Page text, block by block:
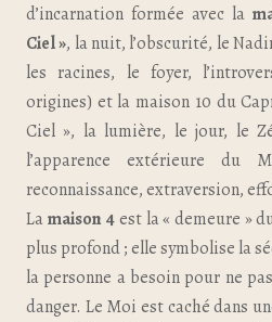
d’incarnation formée avec la
Ciel », la nuit, l’obscurité, le
les racines, le foyer,
origines) et la maison 10 du
Ciel », la lumière, le jour, le
l’apparence extérieure du
reconnaissance, extraversion,
Lamaison 4est la « demeure »
plus profond ; elle symbolise la
la personne a besoin pour ne
danger. Le Moi est caché dans